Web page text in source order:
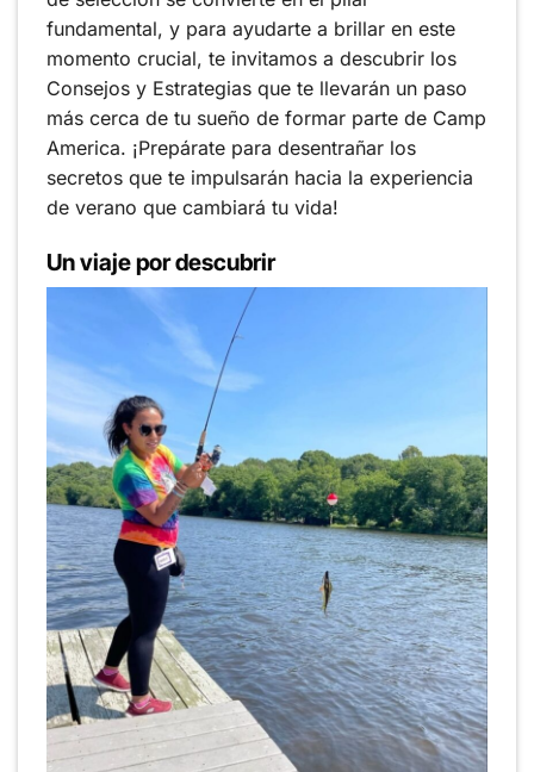
fundamental, y para ayudarte a brillar en este
momento crucial, te invitamos a descubrir los
Consejos y Estrategias que te llevarán un paso
más cerca de tu sueño de formar parte de Camp
America. ¡Prepárate para desentrañar los
secretos que te impulsarán hacia la experiencia
de verano que cambiará tu vida!
Un viaje por descubrir